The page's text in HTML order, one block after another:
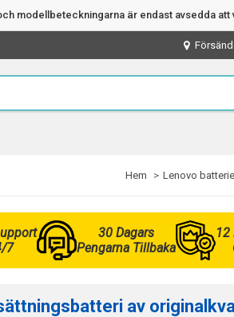
modellbeteckningarna är endast avsedda
Hem Lenovo
7
30 Dagars
Pengarna Tillbaka
12
av